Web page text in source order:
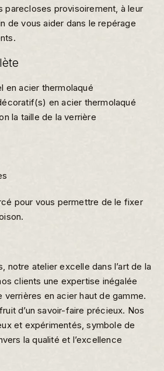
parecloses provisoirement, à leur
de vous aider dans le repérage
en acier thermolaqué
en acier thermolaqué
la taille de la verrière
pour vous permettre de le fixer
notre atelier excelle dans l’art de la
clients une expertise inégalée
verrières en acier haut de gamme.
d’un savoir-faire précieux. Nos
et expérimentés, symbole de
la qualité et l’excellence